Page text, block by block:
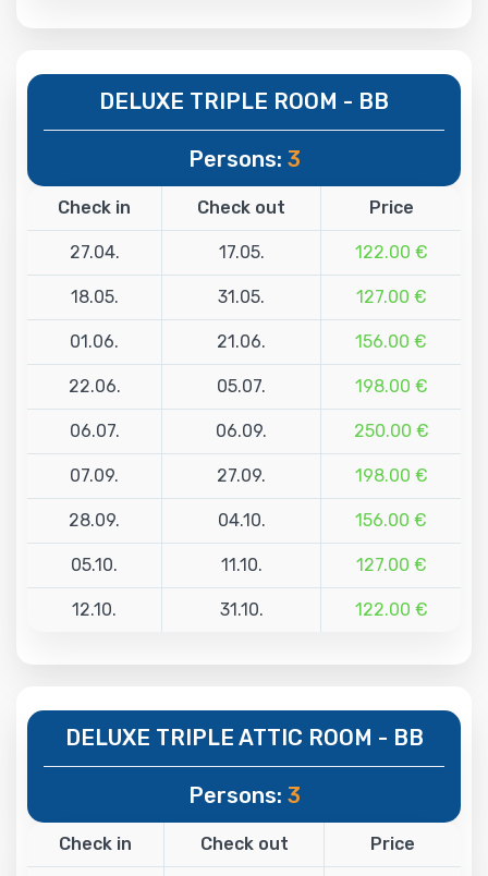
DELUXE TRIPLE ROOM - BB
Persons: 3
Check in Check out Price
27.04. 17.05. 122.00 €
18.05. 31.05. 127.00 €
01.06. 21.06. 156.00 €
22.06. 05.07. 198.00 €
06.07. 06.09. 250.00 €
07.09. 27.09. 198.00 €
28.09. 04.10. 156.00 €
05.10. 11.10. 127.00 €
12.10. 31.10. 122.00 €
DELUXE TRIPLE ATTIC ROOM - BB
Persons: 3
Check in Check out Price